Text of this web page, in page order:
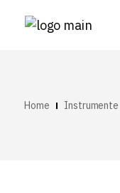
Home Instrumente